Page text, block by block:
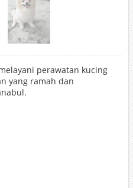
perawatan kucing
yang ramah dan